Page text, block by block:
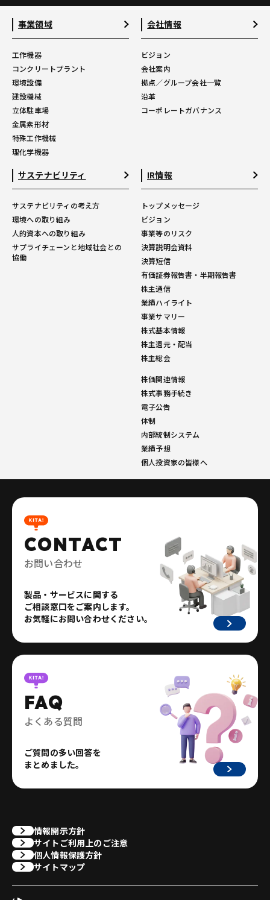
事業領域
工作機器
コンクリートプラント
環境設備
建設機械
立体駐車場
金属素形材
特殊工作機械
理化学機器
会社情報
ビジョン
会社案内
拠点／グループ会社一覧
沿革
コーポレートガバナンス
サステナビリティ
サステナビリティの考え方
環境への取り組み
人的資本への取り組み
サプライチェーンと地域社会との
協働
IR情報
トップメッセージ
ビジョン
事業等のリスク
決算説明会資料
決算短信
有価証券報告書・半期報告書
株主通信
業績ハイライト
事業サマリー
株式基本情報
株主還元・配当
株主総会
株価関連情報
株式事務手続き
電子公告
体制
内部統制システム
業績予想
個人投資家の皆様へ
CONTACT
お問い合わせ
製品・サービスに関する
ご相談窓口をご案内します。
お気軽にお問い合わせください。
FAQ
よくある質問
ご質問の多い回答を
まとめました。
情報開示方針
サイトご利用上のご注意
個人情報保護方針
サイトマップ